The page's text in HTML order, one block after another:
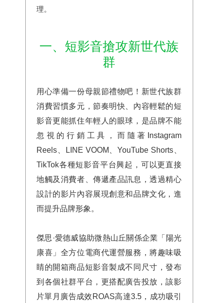
理。
一、短影音搶攻新世代族
群
用心準備一份母親節禮物吧！新世代族群
消費習慣多元，節奏明快、內容輕鬆的短
影音更能抓住年輕人的眼球，是品牌不能
忽視的行銷工具，而隨著Instagram
Reels、LINE VOOM、YouTube Shorts、
TikTok各種短影音平台興起，可以更直接
地觸及消費者、傳遞產品訊息，透過精心
設計的影片內容展現創意和品牌文化，進
而提升品牌形象。
傑思·愛德威協助微熱山丘關係企業「陽光
康喜」全方位電商代運營服務，將趣味吸
睛的開箱商品短影音製成不同尺寸，發布
到各個社群平台，更搭配廣告投放，該影
片單月廣告成效ROAS高達3.5，成功吸引